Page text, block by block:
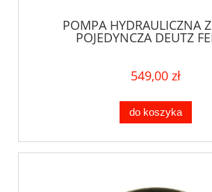
POMPA HYDRAULICZNA
POJEDYNCZA DEUTZ
549,00 zł
do koszyka